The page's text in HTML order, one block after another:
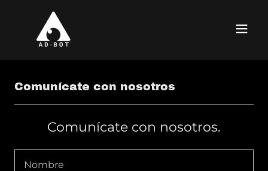
Comunícate con nosotros
Comunícate con nosotros.
Nombre